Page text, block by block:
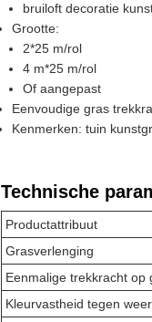
bruiloft decoratie
Grootte:
2*25 m/rol
4 m*25 m/rol
Of aangepast
Eenvoudige gras
Kenmerken: tuin
Technische
Productattribuut
Grasverlenging
Eenmalige trekkracht op
Kleurvastheid tegen